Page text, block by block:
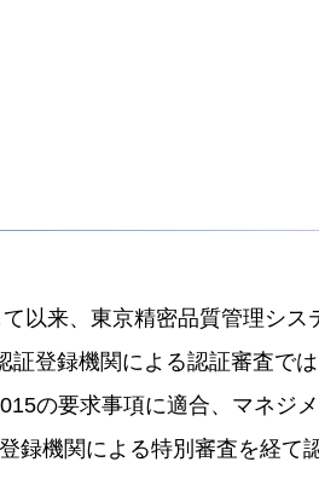
以来、東京精密品質管理シス
登録機関による認証審査で
の要求事項に適合、マネジ
機関による特別審査を経て